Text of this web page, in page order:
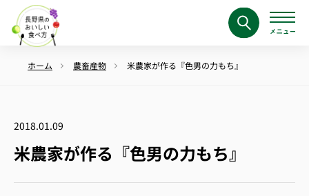
ホーム 農畜産物 米農家が作る『色男の力もち』
2018.01.09
米農家が作る『色男の力もち』